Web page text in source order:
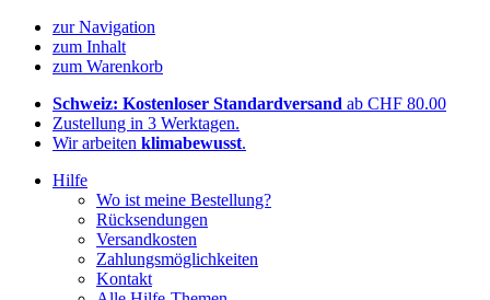
zur Navigation
zum Inhalt
zum Warenkorb
Schweiz: Kostenloser Standardversand ab CHF 80.00
Zustellung in 3 Werktagen.
Wir arbeiten klimabewusst.
Hilfe
Wo ist meine Bestellung?
Rücksendungen
Versandkosten
Zahlungsmöglichkeiten
Kontakt